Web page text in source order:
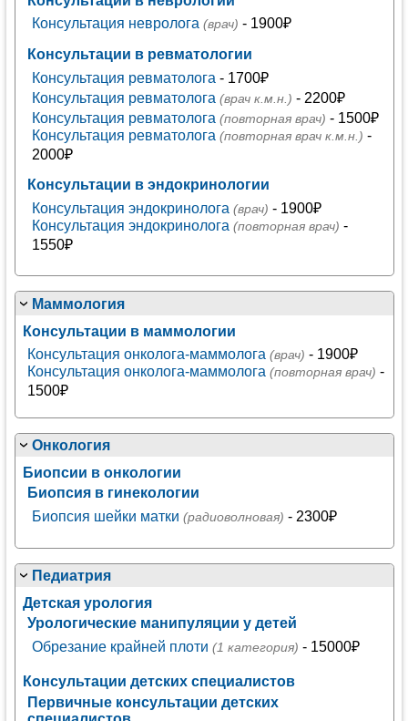
Консультация невролога (врач) - 1900₽
Консультации в ревматологии
Консультация ревматолога - 1700₽
Консультация ревматолога (врач к.м.н.) - 2200₽
Консультация ревматолога (повторная врач) - 1500₽
Консультация ревматолога (повторная врач к.м.н.) -
2000₽
Консультации в эндокринологии
Консультация эндокринолога (врач) - 1900₽
Консультация эндокринолога (повторная врач) -
1550₽
Маммология
Консультации в маммологии
Консультация онколога-маммолога (врач) - 1900₽
Консультация онколога-маммолога (повторная врач) -
1500₽
Онкология
Биопсии в онкологии
Биопсия в гинекологии
Биопсия шейки матки (радиоволновая) - 2300₽
Педиатрия
Детская урология
Урологические манипуляции у детей
Обрезание крайней плоти (1 категория) - 15000₽
Консультации детских специалистов
Первичные консультации детских